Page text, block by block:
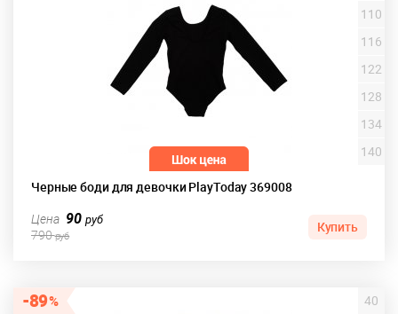
Черные боди для девочки PlayToday 369008
110
116
122
128
134
140
Цена 90руб
790руб
Купить
89
40